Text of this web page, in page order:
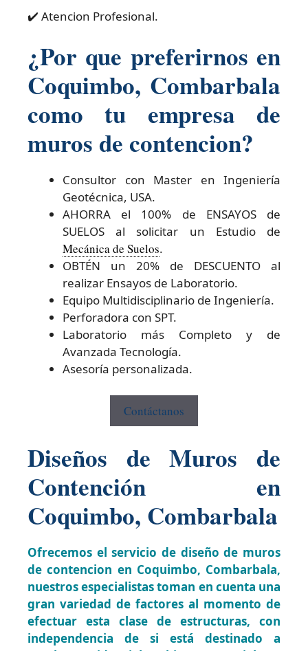
✔️ Atencion Profesional.
¿Por que preferirnos en
Coquimbo, Combarbala
como tu empresa de
muros de contencion?
Consultor con Master en Ingeniería
Geotécnica, USA.
AHORRA el 100% de ENSAYOS de
SUELOS al solicitar un Estudio de
Mecánica de Suelos.
OBTÉN un 20% de DESCUENTO al
realizar Ensayos de Laboratorio.
Equipo Multidisciplinario de Ingeniería.
Perforadora con SPT.
Laboratorio más Completo y de
Avanzada Tecnología.
Asesoría personalizada.
Contáctanos
Diseños de Muros de
Contención en
Coquimbo, Combarbala
Ofrecemos el servicio de diseño de muros
de contencion en Coquimbo, Combarbala,
nuestros especialistas toman en cuenta una
gran variedad de factores al momento de
efectuar esta clase de estructuras, con
independencia de si está destinado a